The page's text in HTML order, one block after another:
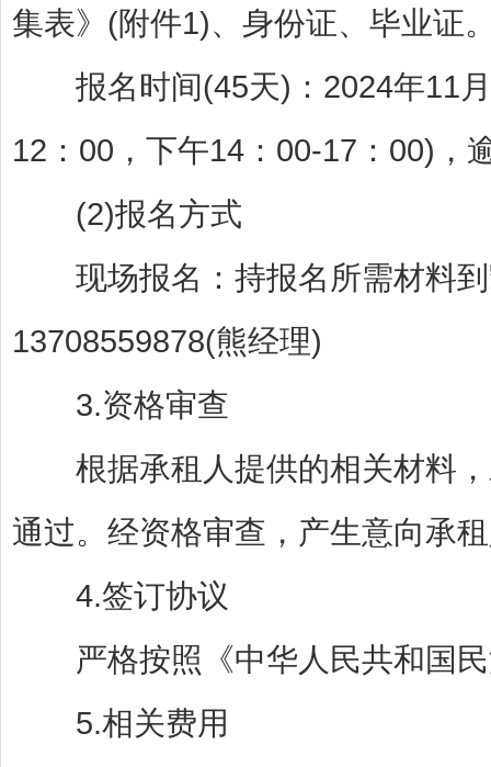
集表》(附件1)、身份证、毕业证
报名时间(45天)：2024年11月
12：00，下午14：00-17：00)，
(2)报名方式
现场报名：持报名所需材料到
13708559878(熊经理)
3.资格审查
根据承租人提供的相关材料，
通过。经资格审查，产生意向承
4.签订协议
严格按照《中华人民共和国民
5.相关费用